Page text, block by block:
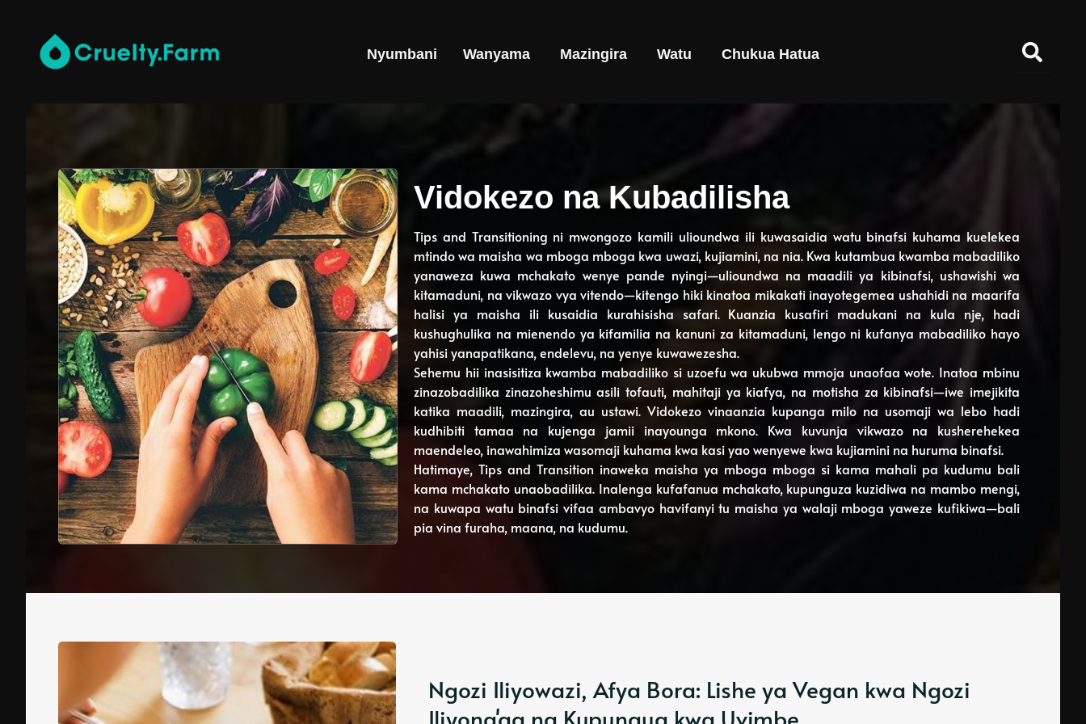
Nyumbani Wanyama Mazingira Watu Chukua Hatua
Vidokezo na Kubadilisha
Tips and Transitioning ni mwongozo kamili ulioundwa ili kuwasaidia watu binafsi kuhama kuelekea
mtindo wa maisha wa mboga mboga kwa uwazi, kujiamini, na nia. Kwa kutambua kwamba mabadiliko
yanaweza kuwa mchakato wenye pande nyingi—ulioundwa na maadili ya kibinafsi, ushawishi wa
kitamaduni, na vikwazo vya vitendo—kitengo hiki kinatoa mikakati inayotegemea ushahidi na maarifa
halisi ya maisha ili kusaidia kurahisisha safari. Kuanzia kusafiri madukani na kula nje, hadi
kushughulika na mienendo ya kifamilia na kanuni za kitamaduni, lengo ni kufanya mabadiliko hayo
yahisi yanapatikana, endelevu, na yenye kuwawezesha.
Sehemu hii inasisitiza kwamba mabadiliko si uzoefu wa ukubwa mmoja unaofaa wote. Inatoa mbinu
zinazobadilika zinazoheshimu asili tofauti, mahitaji ya kiafya, na motisha za kibinafsi—iwe imejikita
katika maadili, mazingira, au ustawi. Vidokezo vinaanzia kupanga milo na usomaji wa lebo hadi
kudhibiti tamaa na kujenga jamii inayounga mkono. Kwa kuvunja vikwazo na kusherehekea
maendeleo, inawahimiza wasomaji kuhama kwa kasi yao wenyewe kwa kujiamini na huruma binafsi.
Hatimaye, Tips and Transition inaweka maisha ya mboga mboga si kama mahali pa kudumu bali
kama mchakato unaobadilika. Inalenga kufafanua mchakato, kupunguza kuzidiwa na mambo mengi,
na kuwapa watu binafsi vifaa ambavyo havifanyi tu maisha ya walaji mboga yaweze kufikiwa—bali
pia vina furaha, maana, na kudumu.
Ngozi Iliyowazi, Afya Bora: Lishe ya Vegan kwa Ngozi